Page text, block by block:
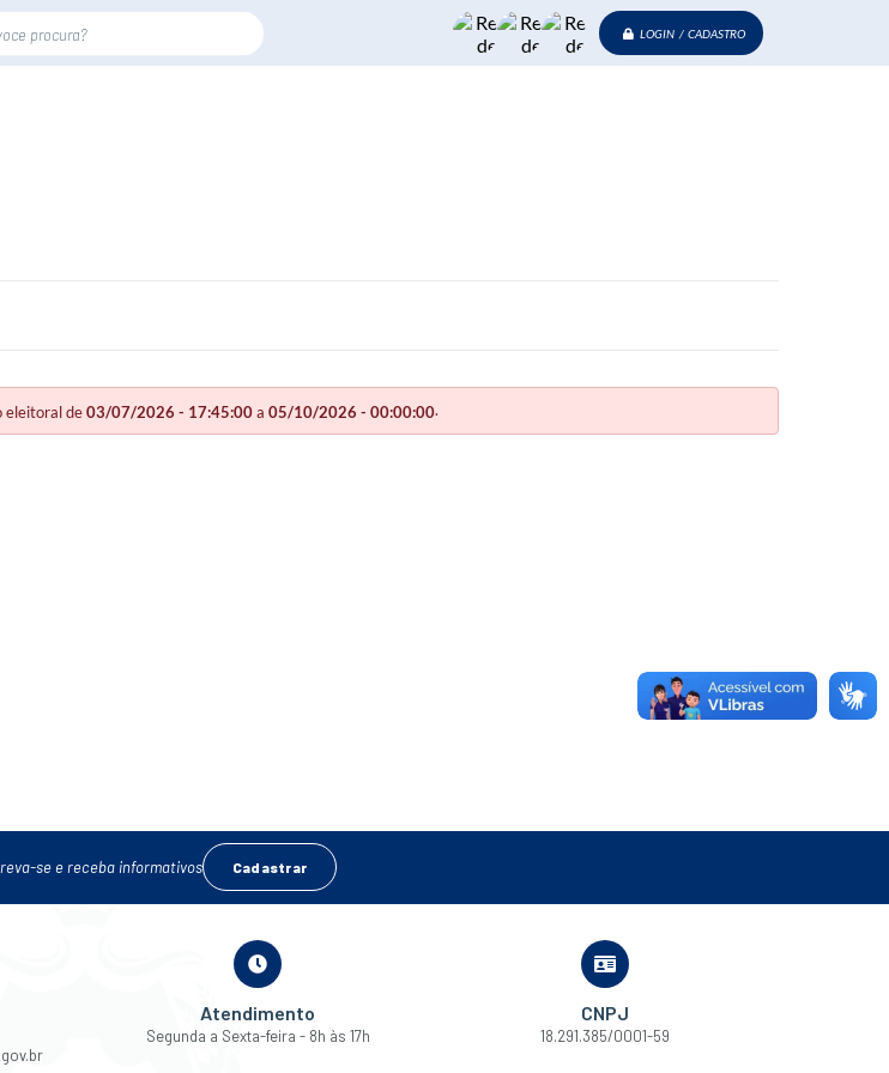
LOGIN / CADASTRO
eleitoral de03/07/2026 - 17:45:00a 05/10/2026 - 00:00:00.
se e receba informativos Cadastrar
Atendimento
Segunda a Sexta-feira - 8h às 17h
CNPJ
18.291.385/0001-59